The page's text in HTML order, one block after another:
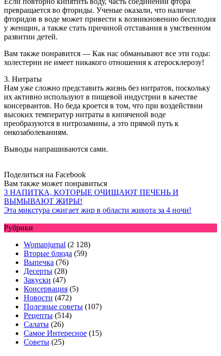
превращается во фториды. Ученые оказали, что наличие
фторидов в воде может привести к возникновению бесплодия
у женщин, а также стать причиной отставания в умственном
развитии детей.
Вам также понравится — Как нас обманывают все эти годы:
холестерин не имеет никакого отношения к атеросклерозу!
3. Нитраты
Нам уже сложно представить жизнь без нитратов, поскольку
их активно используют в пищевой индустрии в качестве
консервантов. Но беда кроется в том, что при воздействии
высоких температур нитраты в кипяченой воде
преобразуются в нитрозамины, а это прямой путь к
онкозаболеваниям.
Выводы напрашиваются сами.
Поделиться на Facebook
Вам также может понравиться
3 НАПИТКА, КОТОРЫЕ ОЧИЩАЮТ ПЕЧЕНЬ И
ВЫМЫВАЮТ ЖИРЫ!
Эта микстура сжигает жир в области живота за 4 ночи!
Рубрики
Womanjurnal (2 128)
Вторые блюда (59)
Выпечка (76)
Десерты (28)
Закуски (47)
Консервация (5)
Новости (472)
Полезные советы (107)
Рецепты (514)
Салаты (26)
Самое Интересное (15)
Советы (25)